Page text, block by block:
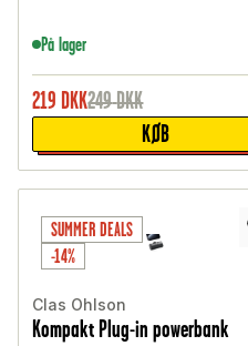
På lager
219 DKK249DKK
KØB
SUMMER DEALS
-14%
Clas Ohlson
Kompakt Plug-in powerbank